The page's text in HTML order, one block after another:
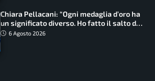
Chiara Pellacani: “Ogni medaglia d’oro ha
un significato diverso. Ho fatto il salto di
qualità”
6 Agosto 2026